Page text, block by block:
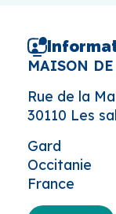
MAISON
Rue de la
30110 Les
Gard
Occitanie
France